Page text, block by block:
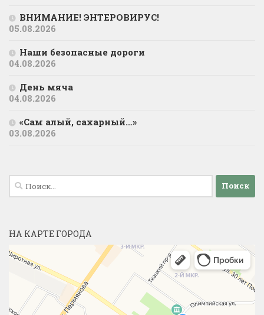
ВНИМАНИЕ! ЭНТЕРОВИРУС!
05.08.2026
Наши безопасные дороги
04.08.2026
День мяча
04.08.2026
«Сам алый, сахарный…»
03.08.2026
Найти:
НА КАРТЕ ГОРОДА